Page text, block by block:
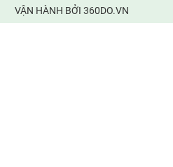
VẬN HÀNH BỞI 360DO.VN